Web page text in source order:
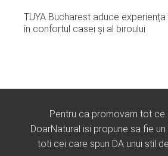
TUYA Bucharest aduce
în confortul casei și al biroului
Pentru ca promovam tot ce
DoarNatural isi propune sa fie
toti cei care spun DA unui stil